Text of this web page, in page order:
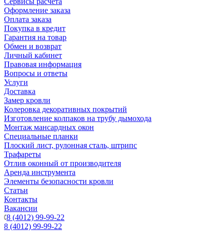
Оформление заказа
Оплата заказа
Покупка в кредит
Гарантия на товар
Обмен и возврат
Личный кабинет
Правовая информация
Вопросы и ответы
Услуги
Доставка
Замер кровли
Колеровка декоративных покрытий
Изготовление колпаков на трубу дымохода
Монтаж мансардных окон
Специальные планки
Плоский лист, рулонная сталь, штрипс
Трафареты
Отлив оконный от производителя
Аренда инструмента
Элементы безопасности кровли
Статьи
Контакты
Вакансии
8 (4012) 99-99-22
8 (4012) 99-99-22